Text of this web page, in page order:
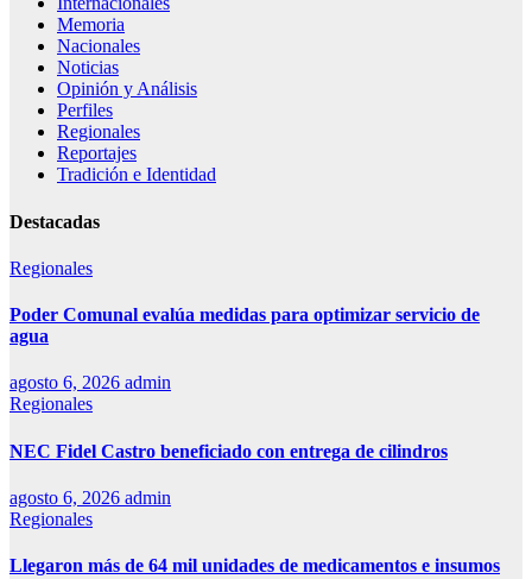
Memoria
Nacionales
Noticias
Opinión y Análisis
Perfiles
Regionales
Reportajes
Tradición e Identidad
Destacadas
Regionales
Poder Comunal evalúa medidas para optimizar servicio de
agua
agosto 6, 2026 admin
Regionales
NEC Fidel Castro beneficiado con entrega de cilindros
agosto 6, 2026 admin
Regionales
Llegaron más de 64 mil unidades de medicamentos e insumos